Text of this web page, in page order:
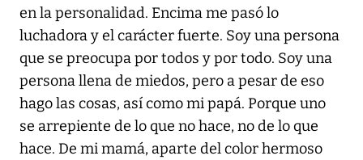
en la personalidad. Encima me pasó lo
luchadora y el carácter fuerte. Soy una persona
que se preocupa por todos y por todo. Soy una
persona llena de miedos, pero a pesar de eso
hago las cosas, así como mi papá. Porque uno
se arrepiente de lo que no hace, no de lo que
hace. De mi mamá, aparte del color hermoso